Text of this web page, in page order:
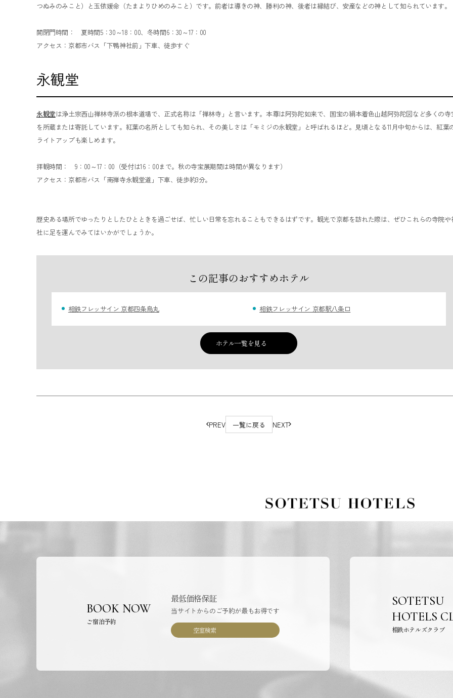
つぬみのみこと）と玉依媛命（たまよりひめのみこと）です。前者は導きの神、勝利の神、後者は縁結び、安産などの神として知られています。
開閉門時間： 夏時間5：30～18：00、冬時間6：30～17：00
アクセス：京都市バス「下鴨神社前」下車、徒歩すぐ
永観堂
永観堂は浄土宗西山禅林寺派の根本道場で、正式名称は「禅林寺」と言います。本尊は阿弥陀如来で、国宝の絹本着色山越阿弥陀図など多くの寺
を所蔵または寄託しています。紅葉の名所としても知られ、その美しさは「モミジの永観堂」と呼ばれるほど。見頃となる11月中旬からは、紅葉
ライトアップも楽しめます。
拝観時間： 9：00～17：00（受付は16：00まで。秋の寺宝展期間は時間が異なります）
アクセス：京都市バス「南禅寺永観堂道」下車、徒歩約3分。
歴史ある場所でゆったりとしたひとときを過ごせば、忙しい日常を忘れることもできるはずです。観光で京都を訪れた際は、ぜひこれらの寺院や
社に足を運んでみてはいかがでしょうか。
この記事のおすすめホテル
相鉄フレッサイン 京都四条烏丸 相鉄フレッサイン 京都駅八条口
ホテル一覧を見る
PREV 一覧に戻る NEXT
BOOK NOW
ご宿泊予約
最低価格保証
当サイトからのご予約が最もお得です
空室検索
SOTETSU
HOTELS
相鉄ホテルズクラブ